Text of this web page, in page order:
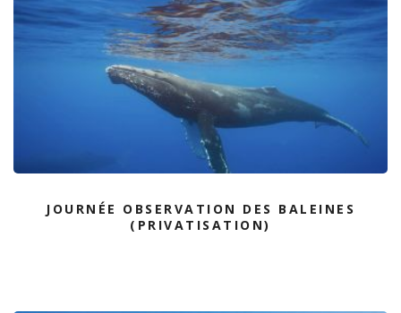
JOURNÉE OBSERVATION DES BALEINES
(PRIVATISATION)